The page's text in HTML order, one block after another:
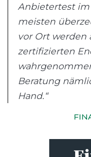
Anbietertest
meisten
vor Ort werden
zertifizierten
Beratung
Hand.“